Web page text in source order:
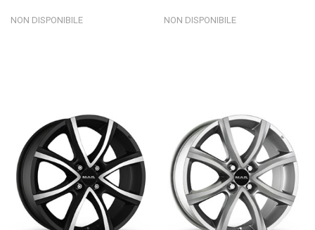
NON DISPONIBILE NON DISPONIBILE